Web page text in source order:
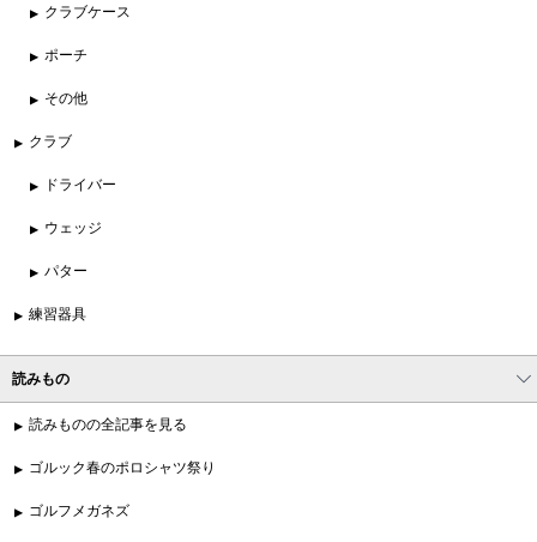
クラブケース
ポーチ
その他
クラブ
ドライバー
ウェッジ
パター
練習器具
読みもの
読みものの全記事を見る
ゴルック春のポロシャツ祭り
ゴルフメガネズ